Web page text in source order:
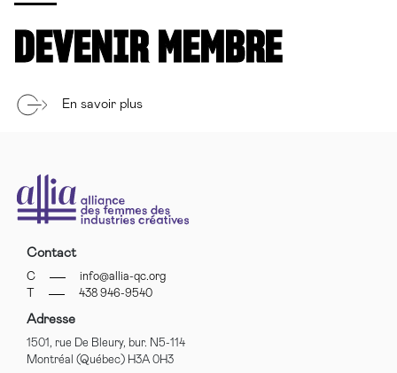
DEVENIR MEMBRE
En savoir plus
Contact
C
info@allia-qc.org
438 946-9540
Adresse
1501, rue De Bleury, bur. N5-114
Montréal (Québec) H3A 0H3